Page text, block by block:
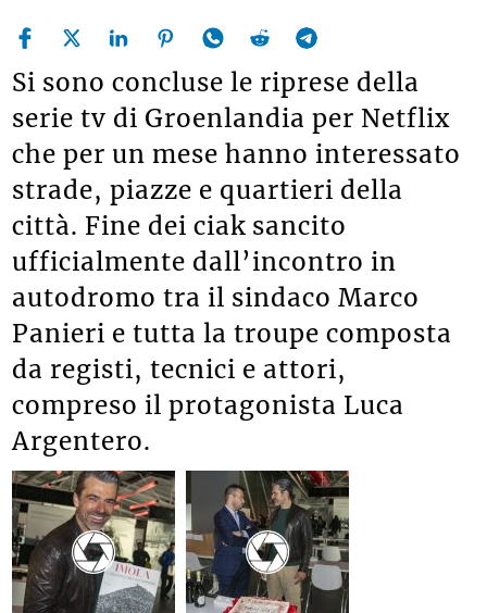
Si sono concluse le riprese della
serie tv di Groenlandia per Netflix
che per un mese hanno interessato
strade, piazze e quartieri della
città. Fine dei ciak sancito
ufficialmente dall’incontro in
autodromo tra il sindaco Marco
Panieri e tutta la troupe composta
da registi, tecnici e attori,
compreso il protagonista Luca
Argentero.